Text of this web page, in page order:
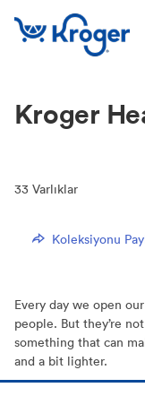
Kroger
33 Varlıklar
Koleksiyonu
Every day we open
people. But they’re
something that can
and a bit lighter.